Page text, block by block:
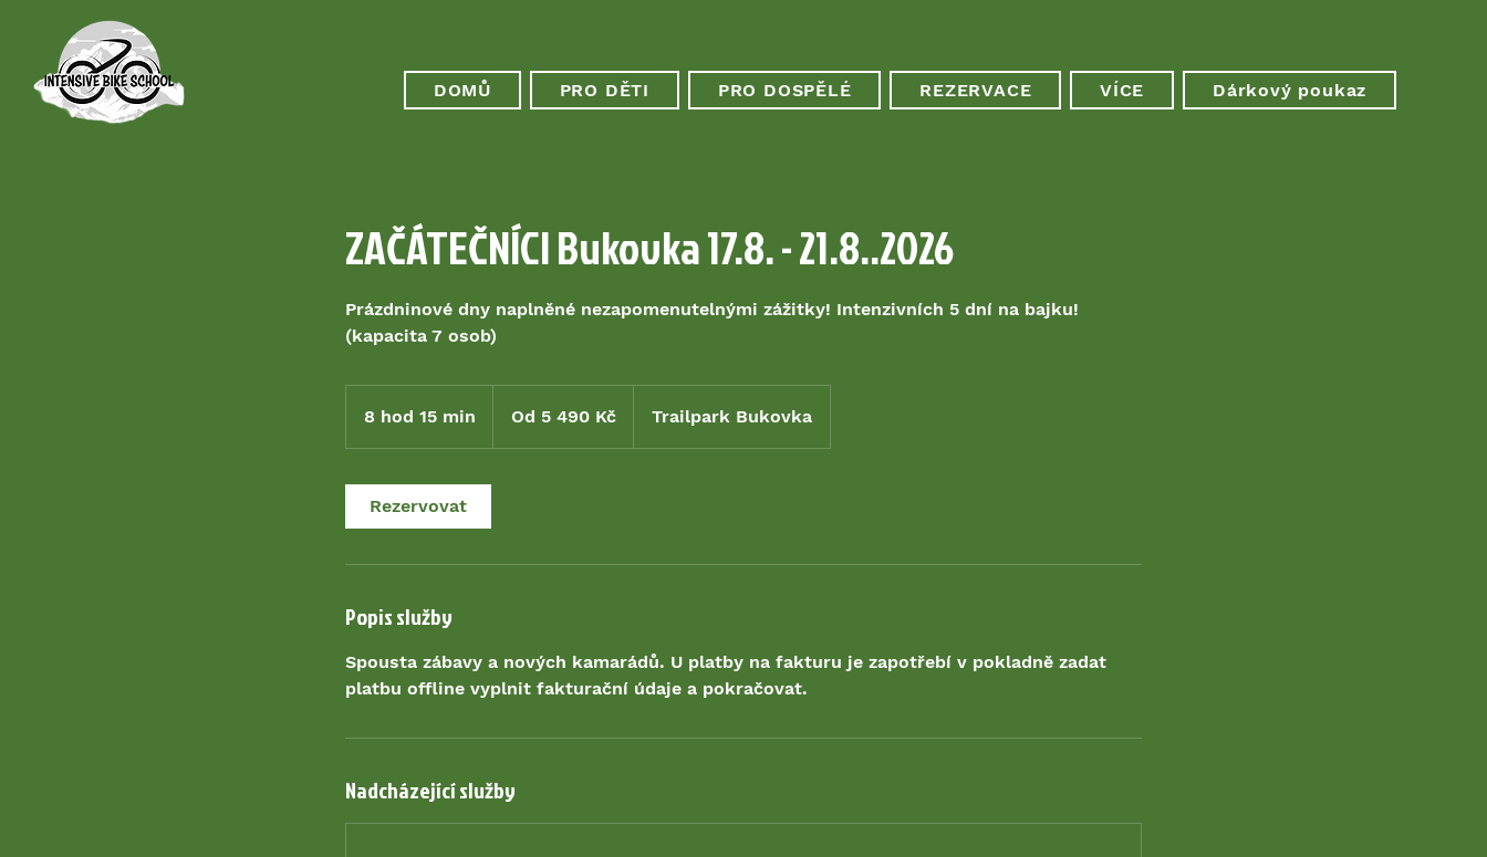
DOMŮ PRO DĚTI PRO DOSPĚLÉ REZERVACE VÍCE Dárkový poukaz
ZAČÁTEČNÍCI Bukovka 17.8. - 21.8..2026
Prázdninové dny naplněné nezapomenutelnými zážitky! Intenzivních 5 dní na bajku!
(kapacita 7 osob)
8 hod 15 min
h
českých
Od 5 490 Kč Trailpark Bukovka
Rezervovat
Popis služby
Spousta zábavy a nových kamarádů. U platby na fakturu je zapotřebí v pokladně zadat
platbu offline vyplnit fakturační údaje a pokračovat.
Nadcházející služby